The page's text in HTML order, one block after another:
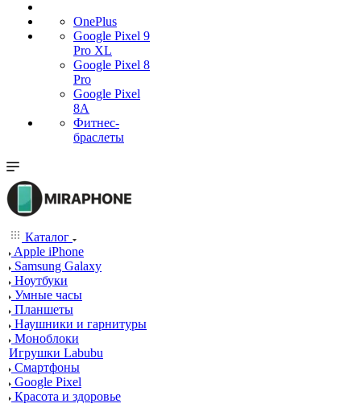
OnePlus
Google Pixel 9
Pro XL
Google Pixel 8
Pro
Google Pixel
8A
Фитнес-
браслеты
Каталог
Apple iPhone
Samsung Galaxy
Ноутбуки
Умные часы
Планшеты
Наушники и гарнитуры
Моноблоки
Игрушки Labubu
Смартфоны
Google Pixel
Красота и здоровье